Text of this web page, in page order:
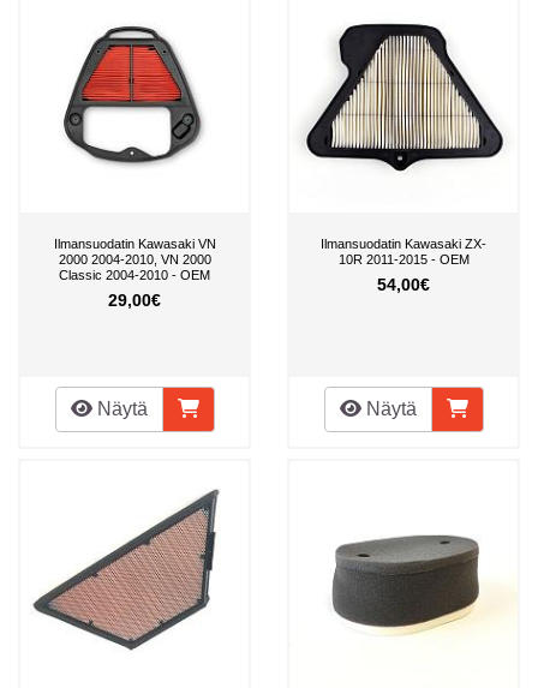
Ilmansuodatin Kawasaki VN
2000 2004-2010, VN 2000
Classic 2004-2010 - OEM
29,00€
Näytä
Ilmansuodatin Kawasaki ZX-
10R 2011-2015 - OEM
54,00€
Näytä